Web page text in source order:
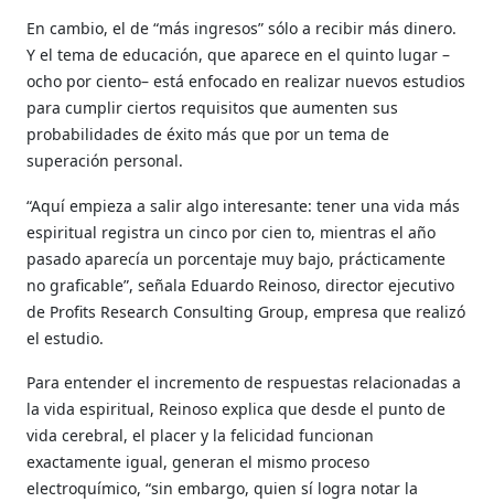
En cambio, el de “más ingresos” sólo a recibir más dinero.
Y el tema de educación, que aparece en el quinto lugar –
ocho por ciento– está enfocado en realizar nuevos estudios
para cumplir ciertos requisitos que aumenten sus
probabilidades de éxito más que por un tema de
superación personal.
“Aquí empieza a salir algo interesante: tener una vida más
espiritual registra un cinco por cien to, mientras el año
pasado aparecía un porcentaje muy bajo, prácticamente
no graficable”, señala Eduardo Reinoso, director ejecutivo
de Profits Research Consulting Group, empresa que realizó
el estudio.
Para entender el incremento de respuestas relacionadas a
la vida espiritual, Reinoso explica que desde el punto de
vida cerebral, el placer y la felicidad funcionan
exactamente igual, generan el mismo proceso
electroquímico, “sin embargo, quien sí logra notar la